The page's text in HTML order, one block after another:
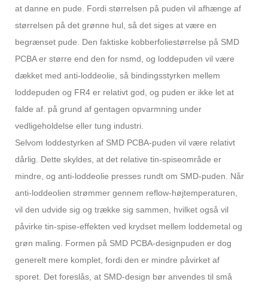
at danne en pude. Fordi størrelsen på puden vil afhænge af
størrelsen på det grønne hul, så det siges at være en
begrænset pude. Den faktiske kobberfoliestørrelse på SMD
PCBA er større end den for nsmd, og loddepuden vil være
dækket med anti-loddeolie, så bindingsstyrken mellem
loddepuden og FR4 er relativt god, og puden er ikke let at
falde af. på grund af gentagen opvarmning under
vedligeholdelse eller tung industri.
Selvom loddestyrken af ​​SMD PCBA-puden vil være relativt
dårlig. Dette skyldes, at det relative tin-spiseområde er
mindre, og anti-loddeolie presses rundt om SMD-puden. Når
anti-loddeolien strømmer gennem reflow-højtemperaturen,
vil den udvide sig og trække sig sammen, hvilket også vil
påvirke tin-spise-effekten ved krydset mellem loddemetal og
grøn maling. Formen på SMD PCBA-designpuden er dog
generelt mere komplet, fordi den er mindre påvirket af
sporet. Det foreslås, at SMD-design bør anvendes til små